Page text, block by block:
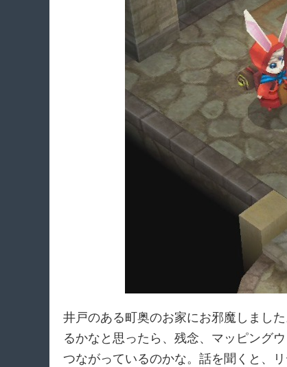
井戸のある町奥のお家にお邪魔しまし
るかなと思ったら、残念、マッピング
つながっているのかな。話を聞くと、